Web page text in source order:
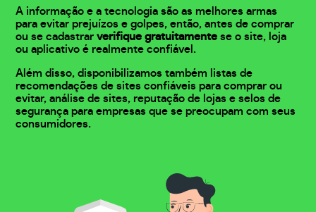
A informação e a tecnologia são as melhores armas
para evitar prejuízos e golpes, então, antes de comprar
ou se cadastrarverifique gratuitamente se o site, loja
ou aplicativo é realmente confiável.
Além disso, disponibilizamos também listas de
recomendações de sites confiáveis para comprar ou
evitar, análise de sites, reputação de lojas e selos de
segurança para empresas que se preocupam com seus
consumidores.